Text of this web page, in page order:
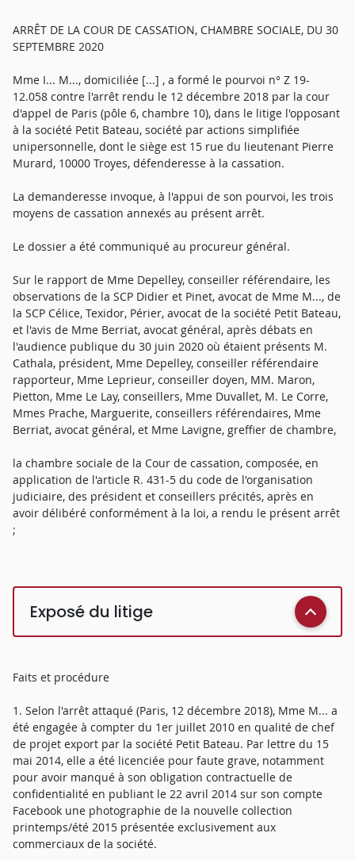
ARRÊT DE LA COUR DE CASSATION, CHAMBRE SOCIALE, DU 30
SEPTEMBRE 2020
Mme I... M..., domiciliée [...] , a formé le pourvoi n° Z 19-
12.058 contre l'arrêt rendu le 12 décembre 2018 par la cour
d'appel de Paris (pôle 6, chambre 10), dans le litige l'opposant
à la société Petit Bateau, société par actions simplifiée
unipersonnelle, dont le siège est 15 rue du lieutenant Pierre
Murard, 10000 Troyes, défenderesse à la cassation.
La demanderesse invoque, à l'appui de son pourvoi, les trois
moyens de cassation annexés au présent arrêt.
Le dossier a été communiqué au procureur général.
Sur le rapport de Mme Depelley, conseiller référendaire, les
observations de la SCP Didier et Pinet, avocat de Mme M..., de
la SCP Célice, Texidor, Périer, avocat de la société Petit Bateau,
et l'avis de Mme Berriat, avocat général, après débats en
l'audience publique du 30 juin 2020 où étaient présents M.
Cathala, président, Mme Depelley, conseiller référendaire
rapporteur, Mme Leprieur, conseiller doyen, MM. Maron,
Pietton, Mme Le Lay, conseillers, Mme Duvallet, M. Le Corre,
Mmes Prache, Marguerite, conseillers référendaires, Mme
Berriat, avocat général, et Mme Lavigne, greffier de chambre,
la chambre sociale de la Cour de cassation, composée, en
application de l'article R. 431-5 du code de l'organisation
judiciaire, des président et conseillers précités, après en
avoir délibéré conformément à la loi, a rendu le présent arrêt
;
Exposé du litige
Faits et procédure
1. Selon l'arrêt attaqué (Paris, 12 décembre 2018), Mme M... a
été engagée à compter du 1er juillet 2010 en qualité de chef
de projet export par la société Petit Bateau. Par lettre du 15
mai 2014, elle a été licenciée pour faute grave, notamment
pour avoir manqué à son obligation contractuelle de
confidentialité en publiant le 22 avril 2014 sur son compte
Facebook une photographie de la nouvelle collection
printemps/été 2015 présentée exclusivement aux
commerciaux de la société.